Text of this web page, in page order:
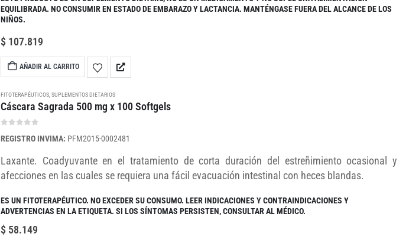
EQUILIBRADA. NO CONSUMIR EN ESTADO DE EMBARAZO Y LACTANCIA. MANTÉNGASE FUERA DEL ALCANCE DE LOS
NIÑOS.
$ 107.819
AÑADIR AL CARRITO
FITOTERAPÉUTICOS SUPLEMENTOS DIETARIOS
Cáscara Sagrada 500 mg x 100 Softgels
REGISTRO INVIMA: PFM2015-0002481
Laxante. Coadyuvante en el tratamiento de corta duración del estreñimiento ocasional y
afecciones en las cuales se requiera una fácil evacuación intestinal con heces blandas.
ES UN FITOTERAPÉUTICO. NO EXCEDER SU CONSUMO. LEER INDICACIONES Y CONTRAINDICACIONES Y
ADVERTENCIAS EN LA ETIQUETA. SI LOS SÍNTOMAS PERSISTEN, CONSULTAR AL MÉDICO.
$ 58.149